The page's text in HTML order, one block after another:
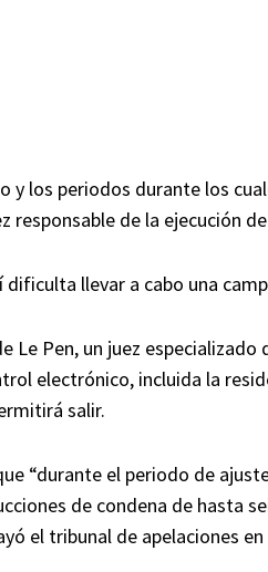
y los periodos durante los
responsable de la ejecución
dificulta llevar a cabo una
Le Pen, un juez
electrónico, incluida la
salir.
“durante el periodo de
de condena de hasta
el tribunal de apelaciones